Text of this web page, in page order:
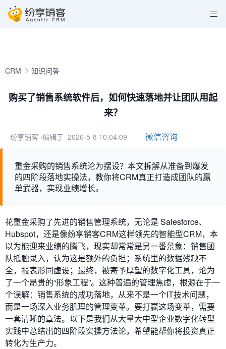
CRM 知识问答
购买了销售系统软件后，如何快速落地并让团队用起
来？
纷享销客 ⋅编辑于 2026-5-8 10:04:09 微信咨询
重金采购的销售系统沦为摆设？本文拆解从准备到爆发
的四阶段落地实操法，教你将CRM真正打造成团队的赢
单武器，实现业绩增长。
花重金采购了先进的销售管理系统，无论是 Salesforce、
Hubspot，还是像纷享销客CRM这样领先的智能型CRM，本
以为能迎来业绩的腾飞，现实却常常是另一番景象：销售团
队抵触录入，认为这是额外的负担；系统里的数据残缺不
全，报表形同虚设；最终，被寄予厚望的数字化工具，沦为
了一个昂贵的“形象工程”。这种普遍的管理焦虑，根源在于一
个误解：销售系统的成功落地，从来不是一个IT技术问题，
而是一场深入业务肌理的管理变革。要打赢这场变革，需要
一套清晰的章法。以下是我们从大量大中型企业数字化转型
实践中总结出的四阶段实操方法论，希望能帮你将投资真正
转化为生产力。